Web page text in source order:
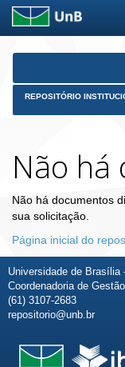
Skip
REPOSITÓRIO
Não há
Não há documentos
sua solicitação.
Página inicial do
Universidade de Brasília
Coordenadoria de
(61) 3107-2683
repositorio@unb.br